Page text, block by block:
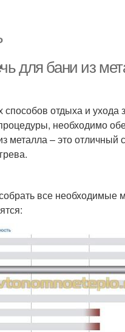
для бани из
отдыха и ухода
необходимо
металла – это
все необходимые